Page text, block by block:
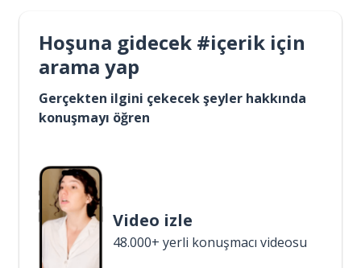
Hoşuna gidecek #içerik için
arama yap
Gerçekten ilgini çekecek şeyler hakkında
konuşmayı öğren
Video izle
48.000+ yerli konuşmacı videosu